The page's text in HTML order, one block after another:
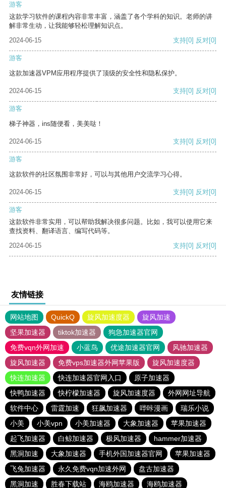
游客
这款学习软件的课程内容非常丰富，涵盖了各个学科的知识。老师的讲
解非常生动，让我能够轻松理解知识点。
2024-06-15
支持[0] 反对[0]
游客
这款加速器VPM应用程序提供了顶级的安全性和隐私保护。
2024-06-15 支持[0] 反对[0]
游客
梯子神器，ins随便看，美美哒！
2024-06-15 支持[0] 反对[0]
游客
这款软件的社区氛围非常好，可以与其他用户交流学习心得。
2024-06-15 支持[0] 反对[0]
游客
这款软件非常实用，可以帮助我解决很多问题。比如，我可以使用它来
查找资料、翻译语言、编写代码等。
2024-06-15
支持[0] 反对[0]
友情链接
网站地图 QuickQ 旋风加速度器
旋风加速
坚果加速器
tiktok加速器
狗急加速器官网
免费vqn外网加速
小蓝鸟 优途加速器官网
风驰加速器
旋风加速器
免费vps加速器外网苹果版
旋风加速度器
快连加速器
快连加速器官网入口
原子加速器
快鸭加速器
快柠檬加速器 旋风加速度器
外网网址导航
软件中心
雷霆加速 狂飙加速器 哔咔漫画
瑞乐小说
小美
小美vpn 小美加速器 大象加速器
苹果加速器
起飞加速器
白鲸加速器 极风加速器
hammer加速器
黑洞加速
大象加速器 手机外国加速器官网
苹果加速器
飞兔加速器
永久免费vqn加速外网
盘古加速器
黑洞加速
胜春下载站 海鸥加速器 海鸥加速器